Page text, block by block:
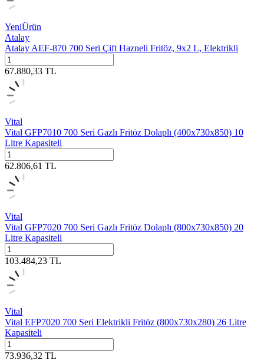
YeniÜrün
Atalay
Atalay AEF-870 700 Seri Çift Hazneli Fritöz, 9x2 L, Elektrikli
67.880,33 TL
Vital
Vital GFP7010 700 Seri Gazlı Fritöz Dolaplı (400x730x850) 10
Litre Kapasiteli
62.806,61 TL
Vital
Vital GFP7020 700 Seri Gazlı Fritöz Dolaplı (800x730x850) 20
Litre Kapasiteli
103.484,23 TL
Vital
Vital EFP7020 700 Seri Elektrikli Fritöz (800x730x280) 26 Litre
Kapasiteli
73.936,32 TL